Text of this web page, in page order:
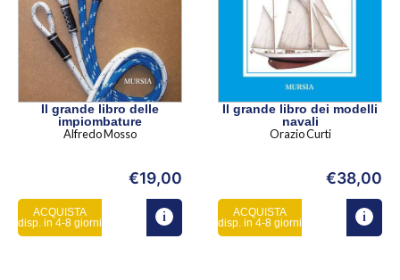
Il grande libro delle
impiombature
Alfredo Mosso
€19,00
ACQUISTA
disp. in 4-8 giorni
Il grande libro dei modelli
navali
Orazio Curti
€38,00
ACQUISTA
disp. in 4-8 giorni